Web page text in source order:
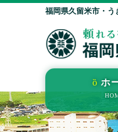
福岡県久留米市・う
ホ